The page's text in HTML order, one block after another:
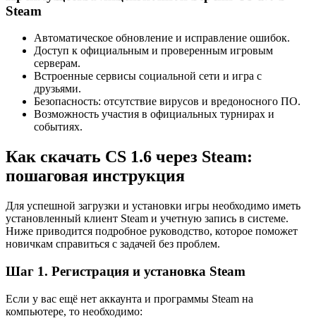
Steam
Автоматическое обновление и исправление ошибок.
Доступ к официальным и проверенным игровым
серверам.
Встроенные сервисы социальной сети и игра с
друзьями.
Безопасность: отсутствие вирусов и вредоносного ПО.
Возможность участия в официальных турнирах и
событиях.
Как скачать CS 1.6 через Steam:
пошаговая инструкция
Для успешной загрузки и установки игры необходимо иметь
установленный клиент Steam и учетную запись в системе.
Ниже приводится подробное руководство, которое поможет
новичкам справиться с задачей без проблем.
Шаг 1. Регистрация и установка Steam
Если у вас ещё нет аккаунта и программы Steam на
компьютере, то необходимо: